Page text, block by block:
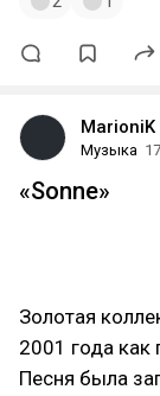
MarioniK
Музыка
«Sonne»
Золотая
2001 года как
Песня была